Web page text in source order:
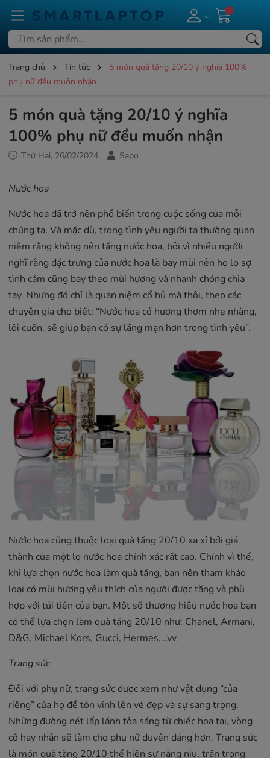
Trang chủ Tin tức
5 món quà tặng 20/10 ý nghĩa 100%
phụ nữ đều muốn nhận
5 món quà tặng 20/10 ý nghĩa
100% phụ nữ đều muốn nhận
Thứ Hai, 26/02/2024 Sapo
Nước hoa
Nước hoa đã trở nên phổ biến trong cuộc sống của mỗi
chúng ta. Và mặc dù, trong tình yêu người ta thường quan
niệm rằng không nên tặng nước hoa, bởi vì nhiều người
nghĩ rằng đặc trưng của nước hoa là bay mùi nên họ lo sợ
tình cảm cũng bay theo mùi hương và nhanh chóng chia
tay. Nhưng đó chỉ là quan niệm cổ hủ mà thôi, theo các
chuyên gia cho biết: “Nước hoa có hương thơm nhẹ nhàng,
lôi cuốn, sẽ giúp bạn có sự lãng mạn hơn trong tình yêu”.
Nước hoa cũng thuộc loại quà tặng 20/10 xa xỉ bởi giá
thành của một lọ nước hoa chính xác rất cao. Chính vì thế,
khi lựa chọn nước hoa làm quà tặng, bạn nên tham khảo
loại có mùi hương yêu thích của người được tặng và phù
hợp với túi tiền của bạn. Một số thương hiệu nước hoa bạn
có thể lựa chọn làm quà tặng 20/10 như: Chanel, Armani,
D&G, Michael Kors, Gucci, Hermes,…vv.
Trang sức
Đối với phụ nữ, trang sức được xem như vật dụng “của
riêng” của họ để tôn vinh lên vẻ đẹp và sự sang trọng.
Những đường nét lấp lánh tỏa sáng từ chiếc hoa tai, vòng
cổ hay nhẫn sẽ làm cho phụ nữ duyên dáng hơn. Trang sức
là món quà tặng 20/10 thể hiện sự nâng niu, trân trọng